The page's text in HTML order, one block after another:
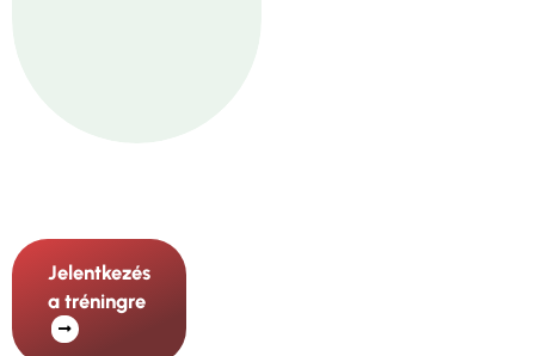
Jelentkezés
a tréningre